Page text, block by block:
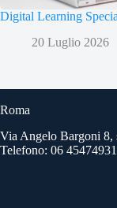
Digital Learning
20 Luglio 2026
Roma
Via Angelo Bargoni 8,
Telefono: 06 45474931